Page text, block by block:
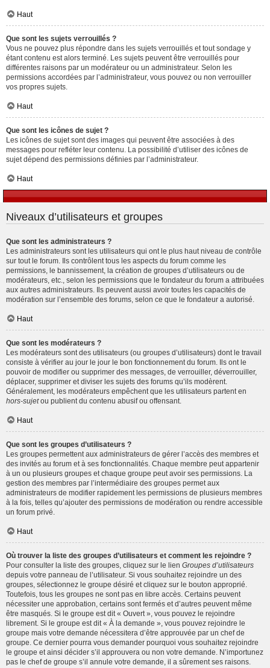
Haut
Que sont les sujets verrouillés ?
Vous ne pouvez plus répondre dans les sujets verrouillés et tout sondage y
étant contenu est alors terminé. Les sujets peuvent être verrouillés pour
différentes raisons par un modérateur ou un administrateur. Selon les
permissions accordées par l’administrateur, vous pouvez ou non verrouiller
vos propres sujets.
Haut
Que sont les icônes de sujet ?
Les icônes de sujet sont des images qui peuvent être associées à des
messages pour refléter leur contenu. La possibilité d’utiliser des icônes de
sujet dépend des permissions définies par l’administrateur.
Haut
Niveaux d’utilisateurs et groupes
Que sont les administrateurs ?
Les administrateurs sont les utilisateurs qui ont le plus haut niveau de contrôle
sur tout le forum. Ils contrôlent tous les aspects du forum comme les
permissions, le bannissement, la création de groupes d’utilisateurs ou de
modérateurs, etc., selon les permissions que le fondateur du forum a attribuées
aux autres administrateurs. Ils peuvent aussi avoir toutes les capacités de
modération sur l’ensemble des forums, selon ce que le fondateur a autorisé.
Haut
Que sont les modérateurs ?
Les modérateurs sont des utilisateurs (ou groupes d’utilisateurs) dont le travail
consiste à vérifier au jour le jour le bon fonctionnement du forum. Ils ont le
pouvoir de modifier ou supprimer des messages, de verrouiller, déverrouiller,
déplacer, supprimer et diviser les sujets des forums qu’ils modèrent.
Généralement, les modérateurs empêchent que les utilisateurs partent en
hors-sujetou publient du contenu abusif ou offensant.
Haut
Que sont les groupes d’utilisateurs ?
Les groupes permettent aux administrateurs de gérer l’accès des membres et
des invités au forum et à ses fonctionnalités. Chaque membre peut appartenir
à un ou plusieurs groupes et chaque groupe peut avoir ses permissions. La
gestion des membres par l’intermédiaire des groupes permet aux
administrateurs de modifier rapidement les permissions de plusieurs membres
à la fois, telles qu’ajouter des permissions de modération ou rendre accessible
un forum privé.
Haut
Où trouver la liste des groupes d’utilisateurs et comment les rejoindre ?
Pour consulter la liste des groupes, cliquez sur le lien Groupes d’utilisateurs
depuis votre panneau de l’utilisateur. Si vous souhaitez rejoindre un des
groupes, sélectionnez le groupe désiré et cliquez sur le bouton approprié.
Toutefois, tous les groupes ne sont pas en libre accès. Certains peuvent
nécessiter une approbation, certains sont fermés et d’autres peuvent même
être masqués. Si le groupe est dit « Ouvert », vous pouvez le rejoindre
librement. Si le groupe est dit « À la demande », vous pouvez rejoindre le
groupe mais votre demande nécessitera d’être approuvée par un chef de
groupe. Ce dernier pourra vous demander pourquoi vous souhaitez rejoindre
le groupe et ainsi décider s’il approuvera ou non votre demande. N’importunez
pas le chef de groupe s’il annule votre demande, il a sûrement ses raisons.